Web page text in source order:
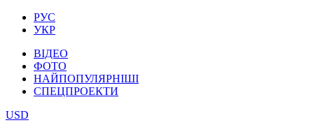
РУС
УКР
ВІДЕО
ФОТО
НАЙПОПУЛЯРНІШІ
СПЕЦПРОЕКТИ
USD